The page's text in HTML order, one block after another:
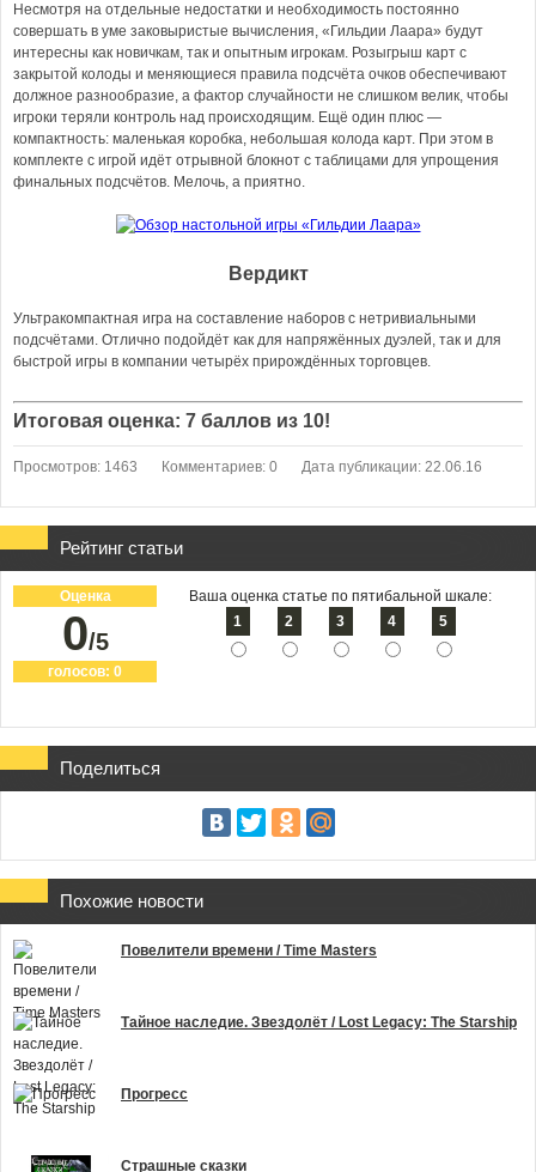
Несмотря на отдельные недостатки и необходимость постоянно
совершать в уме заковыристые вычисления, «Гильдии Лаара» будут
интересны как новичкам, так и опытным игрокам. Розыгрыш карт с
закрытой колоды и меняющиеся правила подсчёта очков обеспечивают
должное разнообразие, а фактор случайности не слишком велик, чтобы
игроки теряли контроль над происходящим. Ещё один плюс —
компактность: маленькая коробка, небольшая колода карт. При этом в
комплекте с игрой идёт отрывной блокнот с таблицами для упрощения
финальных подсчётов. Мелочь, а приятно.
Вердикт
Ультракомпактная игра на составление наборов с нетривиальными
подсчётами. Отлично подойдёт как для напряжённых дуэлей, так и для
быстрой игры в компании четырёх прирождённых торговцев.
Итоговая оценка: 7 баллов из 10!
Просмотров: 1463 Комментариев: 0 Дата публикации: 22.06.16
Рейтинг статьи
Оценка
0/5
голосов: 0
Ваша оценка статье по пятибальной шкале:
1
2 3 4 5
Поделиться
Похожие новости
Повелители времени / Time Masters
Тайное наследие. Звездолёт / Lost Legacy: The Starship
Прогресс
Страшные сказки